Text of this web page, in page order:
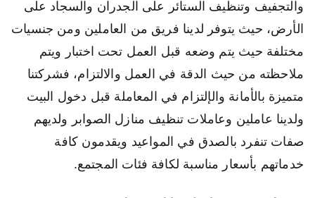
والتجفيف وتنظيف الستائر على الجدران والسجاد على
الأرض، حيث يتوفر لدينا فريق من العاملين ومن جنسيات
مختلفة حيث يتم وضعه قبل العمل تحت اختبار ويتم
ملاحظته من حيث الدقة في العمل والالتزام، فشركتنا
متميزة بالأمانة والإلتزام في المعاملة قبل دخول البيت
ولدينا عاملين وعاملات تنظيف منازل الصوابر ولديهم
صفات تنفرد بالصدق في المواعيد ويقدمون كافة
خدماتهم بأسعار مناسبة لكافة فئات المجتمع.